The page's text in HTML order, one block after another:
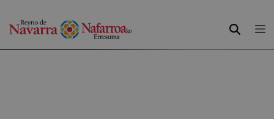
BILATU